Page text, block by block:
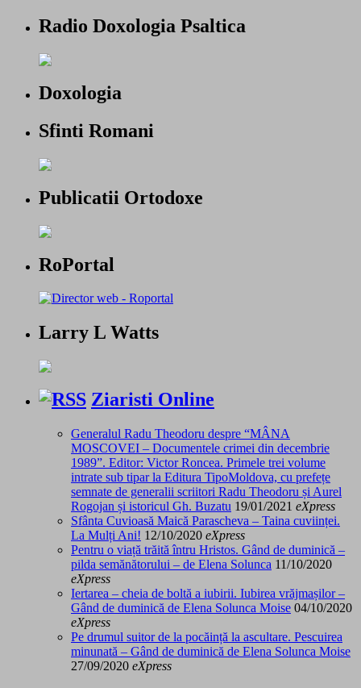
Radio Doxologia Psaltica
Doxologia
Sfinti Romani
Publicatii Ortodoxe
RoPortal
Larry L Watts
Ziaristi Online
Generalul Radu Theodoru despre “MÂNA
MOSCOVEI – Documentele crimei din decembrie
1989”. Editor: Victor Roncea. Primele trei volume
intrate sub tipar la Editura TipoMoldova, cu prefețe
semnate de generalii scriitori Radu Theodoru și Aurel
Rogojan și istoricul Gh. Buzatu 19/01/2021 eXpress
Sfânta Cuvioasă Maică Parascheva – Taina cuviinței.
La Mulți Ani! 12/10/2020 eXpress
Pentru o viață trăită întru Hristos. Gând de duminică –
pilda semănătorului – de Elena Solunca 11/10/2020
eXpress
Iertarea – cheia de boltă a iubirii. Iubirea vrăjmașilor –
Gând de duminică de Elena Solunca Moise 04/10/2020
eXpress
Pe drumul suitor de la pocăință la ascultare. Pescuirea
minunată – Gând de duminică de Elena Solunca Moise
27/09/2020 eXpress